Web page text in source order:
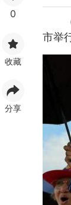
0
收藏
分享
市举